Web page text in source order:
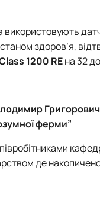
здоров’я,
1200 REна 32
Григорович
ферми”
де